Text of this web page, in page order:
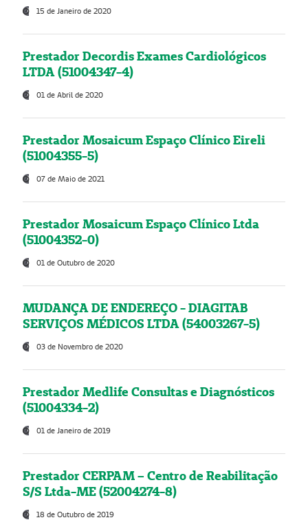
15 de Janeiro de 2020
Prestador Decordis Exames Cardiológicos
LTDA (51004347-4)
01 de Abril de 2020
Prestador Mosaicum Espaço Clínico Eireli
(51004355-5)
07 de Maio de 2021
Prestador Mosaicum Espaço Clínico Ltda
(51004352-0)
01 de Outubro de 2020
MUDANÇA DE ENDEREÇO - DIAGITAB
SERVIÇOS MÉDICOS LTDA (54003267-5)
03 de Novembro de 2020
Prestador Medlife Consultas e Diagnósticos
(51004334-2)
01 de Janeiro de 2019
Prestador CERPAM – Centro de Reabilitação
S/S Ltda-ME (52004274-8)
18 de Outubro de 2019